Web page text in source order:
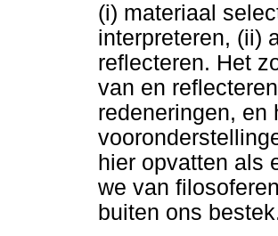
(i) materiaal
interpreteren, (ii)
reflecteren. Het
van en
redeneringen, en
hier opvatten als
we van
buiten ons